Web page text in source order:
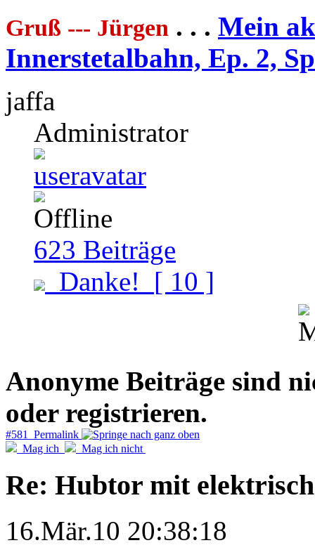
Gruß --- Jürgen . . . Mein
Innerstetalbahn, Ep. 2,
jaffa
Administrator
623 Beiträge
Danke! [ 10 ]
Anonyme Beiträge sind
oder registrieren.
#581 Permalink
Mag ich
Mag ich nicht
Re: Hubtor mit
16.Mär.10 20:38:18